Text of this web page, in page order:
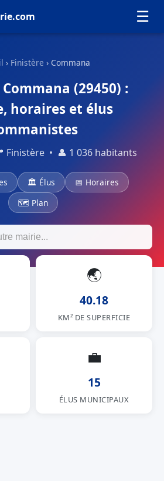
☰
› Finistère › Commana
(29450) :
horaires et élus
Finistère • 👤 1 036 habitants
🏛 Élus
📅 Horaires
🗺 Plan
🌏
40.18
KM² DE SUPERFICIE
💼
15
ÉLUS MUNICIPAUX